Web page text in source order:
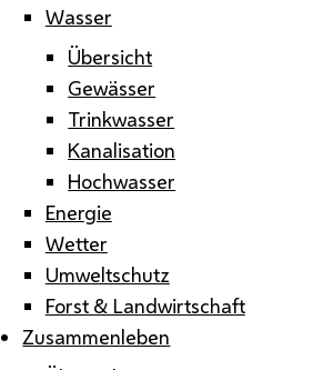
Wasser
Übersicht
Gewässer
Trinkwasser
Kanalisation
Hochwasser
Energie
Wetter
Umweltschutz
Forst & Landwirtschaft
Zusammenleben